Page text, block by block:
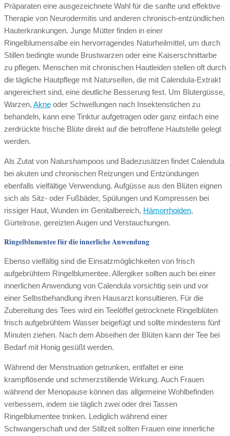
Präparaten eine ausgezeichnete Wahl für die sanfte und effektive
Therapie von Neurodermitis und anderen chronisch-entzündlichen
Hauterkrankungen. Junge Mütter finden in einer
Ringelblumensalbe ein hervorragendes Naturheilmittel, um durch
Stillen bedingte wunde Brustwarzen oder eine Kaiserschnittarbe
zu pflegen. Menschen mit chronischen Hautleiden stellen oft durch
die tägliche Hautpflege mit Naturseifen, die mit Calendula-Extrakt
angereichert sind, eine deutliche Besserung fest. Um Blutergüsse,
Warzen, Akne oder Schwellungen nach Insektenstichen zu
behandeln, kann eine Tinktur aufgetragen oder ganz einfach eine
zerdrückte frische Blüte direkt auf die betroffene Hautstelle gelegt
werden.
Als Zutat von Naturshampoos und Badezusätzen findet Calendula
bei akuten und chronischen Reizungen und Entzündungen
ebenfalls vielfältige Verwendung. Aufgüsse aus den Blüten eignen
sich als Sitz- oder Fußbäder, Spülungen und Kompressen bei
rissiger Haut, Wunden im Genitalbereich, Hämorrhoiden,
Gürtelrose, gereizten Augen und Verstauchungen.
Ringelblumentee für die innerliche Anwendung
Ebenso vielfältig sind die Einsatzmöglichkeiten von frisch
aufgebrühtem Ringelblumentee. Allergiker sollten auch bei einer
innerlichen Anwendung von Calendula vorsichtig sein und vor
einer Selbstbehandlung ihren Hausarzt konsultieren. Für die
Zubereitung des Tees wird ein Teelöffel getrocknete Ringelblüten
frisch aufgebrühtem Wasser beigefügt und sollte mindestens fünf
Minuten ziehen. Nach dem Abseihen der Blüten kann der Tee bei
Bedarf mit Honig gesüßt werden.
Während der Menstruation getrunken, entfaltet er eine
krampflösende und schmerzstillende Wirkung. Auch Frauen
während der Menopause können das allgemeine Wohlbefinden
verbessern, indem sie täglich zwei oder drei Tassen
Ringelblumentee trinken. Lediglich während einer
Schwangerschaft und der Stillzeit sollten Frauen eine innerliche